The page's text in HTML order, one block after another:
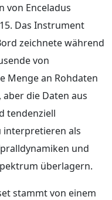
von Enceladus
Das Instrument
zeichnete während
von
Menge an Rohdaten
die Daten aus
tendenziell
interpretieren als
und
überlagern.
stammt von einem